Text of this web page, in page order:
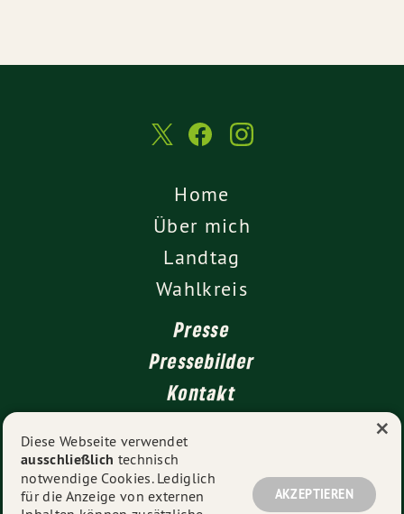
Home
Über mich
Landtag
Wahlkreis
Presse
Pressebilder
Kontakt
Impressum
Datenschutz
Diese Webseite verwendet
ausschließlich technisch
notwendige Cookies. Lediglich
für die Anzeige von externen
AKZEPTIEREN
×